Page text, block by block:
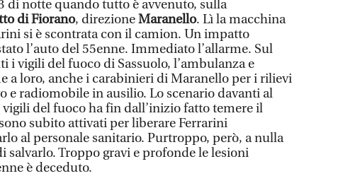
di notte quando tutto è avvenuto, sulla
di Fiorano, direzioneMaranello. Lì la macchina
si è scontrata con il camion. Un impatto
l’auto del 55enne. Immediato l’allarme. Sul
i vigili del fuoco di Sassuolo, l’ambulanza e
a loro, anche i carabinieri di Maranello per i rilievi
e radiomobile in ausilio. Lo scenario davanti al
vigili del fuoco ha fin dall’inizio fatto temere il
subito attivati per liberare Ferrarini
al personale sanitario. Purtroppo, però, a nulla
salvarlo. Troppo gravi e profonde le lesioni
è deceduto.